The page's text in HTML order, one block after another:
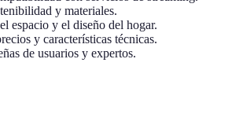
y materiales.
espacio y el diseño del hogar.
y características técnicas.
de usuarios y expertos.